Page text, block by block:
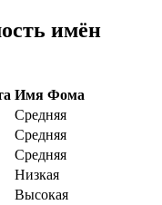
имён
Имя Фома
Средняя
Средняя
Средняя
Низкая
Высокая